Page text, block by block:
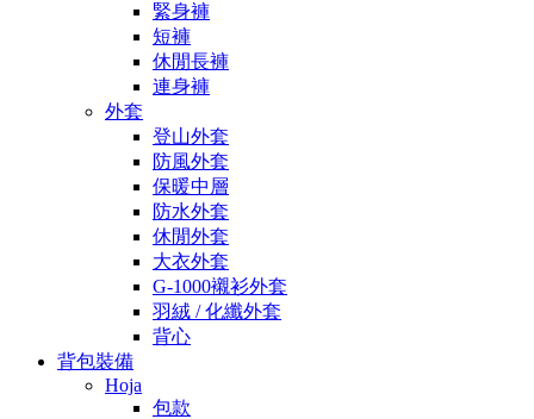
緊身褲
短褲
休閒長褲
連身褲
外套
登山外套
防風外套
保暖中層
防水外套
休閒外套
大衣外套
G-1000襯衫外套
羽絨 / 化纖外套
背心
背包裝備
Hoja
包款